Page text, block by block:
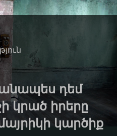
դեմ
կրած իրերը
կարծիք